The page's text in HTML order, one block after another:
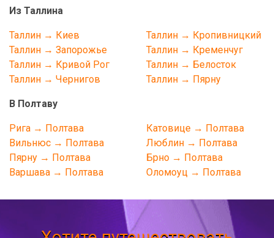
Из Таллина
Таллин → Киев
Таллин → Запорожье
Таллин → Кривой Рог
Таллин → Чернигов
Таллин → Кропивницкий
Таллин → Кременчуг
Таллин → Белосток
Таллин → Пярну
В Полтаву
Рига → Полтава
Вильнюс → Полтава
Пярну → Полтава
Варшава → Полтава
Катовице → Полтава
Люблин → Полтава
Брно → Полтава
Оломоуц → Полтава